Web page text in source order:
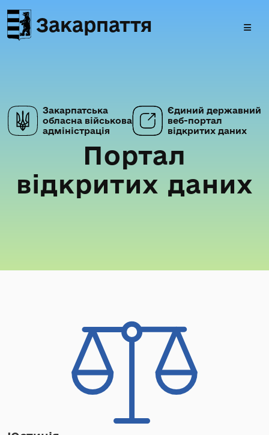
Закарпаття
Закарпатська
обласна військова
адміністрація
Єдиний державний
веб-портал
відкритих даних
Портал
відкритих даних